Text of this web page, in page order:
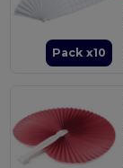
Pack x10